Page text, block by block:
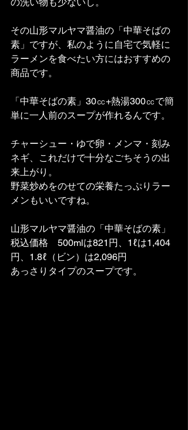
その山形マルヤマ醤油の「中華そばの
素」ですが、私のように自宅で気軽に
ラーメンを食べたい方にはおすすめの
商品です。
「中華そばの素」30㏄+熱湯300㏄で簡
単に一人前のスープが作れるんです。
チャーシュー・ゆで卵・メンマ・刻み
ネギ、これだけで十分なごちそうの出
来上がり。
野菜炒めをのせての栄養たっぷりラー
メンもいいですね。
山形マルヤマ醤油の「中華そばの素」
税込価格　500mlは821円、1ℓは1,404
円、1.8ℓ（ビン）は2,096円
あっさりタイプのスープです。